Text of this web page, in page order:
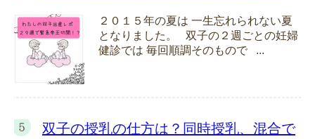
２０１５年の夏は 一生忘れられない夏
となりました。 双子の２週ごとの妊婦
健診では 毎回順調そのもので ...
双子の授乳の仕方は？同時授乳、混合で